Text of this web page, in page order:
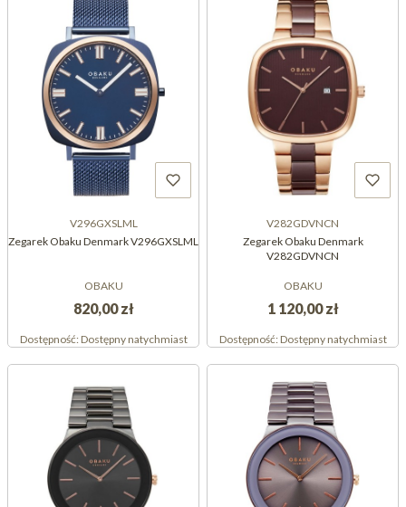
V296GXSLML
Zegarek Obaku Denmark V296GXSLML
OBAKU
820,00 zł
Dostępność:Dostępny natychmiast
V282GDVNCN
Zegarek Obaku Denmark
V282GDVNCN
OBAKU
1 120,00 zł
Dostępność:Dostępny natychmiast